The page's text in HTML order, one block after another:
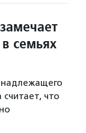
семьях
что